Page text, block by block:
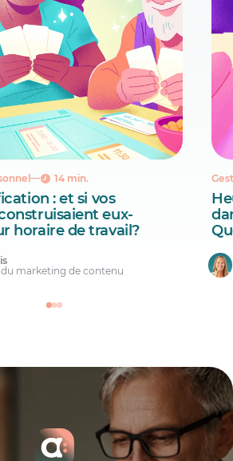
14 min.
: et si vos
eux-
horaire de travail?
du marketing de contenu